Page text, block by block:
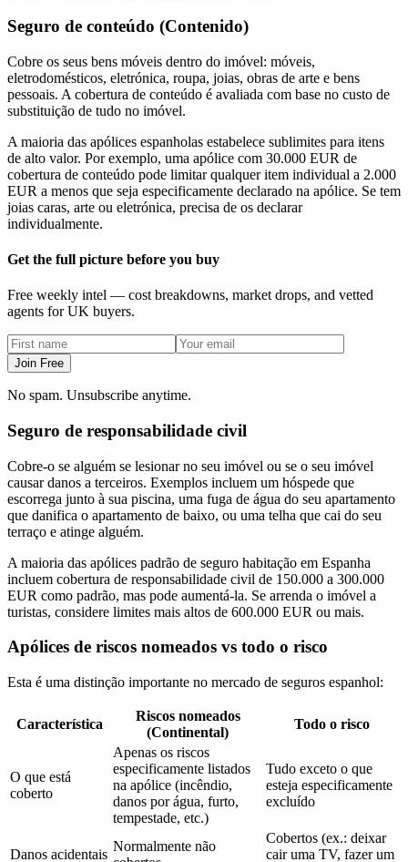
Seguro de conteúdo (Contenido)
Cobre os seus bens móveis dentro do imóvel: móveis,
eletrodomésticos, eletrónica, roupa, joias, obras de arte e bens
pessoais. A cobertura de conteúdo é avaliada com base no custo de
substituição de tudo no imóvel.
A maioria das apólices espanholas estabelece sublimites para itens
de alto valor. Por exemplo, uma apólice com 30.000 EUR de
cobertura de conteúdo pode limitar qualquer item individual a 2.000
EUR a menos que seja especificamente declarado na apólice. Se tem
joias caras, arte ou eletrónica, precisa de os declarar
individualmente.
Get the full picture before you buy
Free weekly intel — cost breakdowns, market drops, and vetted
agents for UK buyers.
Join Free
No spam. Unsubscribe anytime.
Seguro de responsabilidade civil
Cobre-o se alguém se lesionar no seu imóvel ou se o seu imóvel
causar danos a terceiros. Exemplos incluem um hóspede que
escorrega junto à sua piscina, uma fuga de água do seu apartamento
que danifica o apartamento de baixo, ou uma telha que cai do seu
terraço e atinge alguém.
A maioria das apólices padrão de seguro habitação em Espanha
incluem cobertura de responsabilidade civil de 150.000 a 300.000
EUR como padrão, mas pode aumentá-la. Se arrenda o imóvel a
turistas, considere limites mais altos de 600.000 EUR ou mais.
Apólices de riscos nomeados vs todo o risco
Esta é uma distinção importante no mercado de seguros espanhol:
Característica
Riscos nomeados
(Continental)
Todo o risco
O que está
coberto
Apenas os riscos
especificamente listados
na apólice (incêndio,
danos por água, furto,
tempestade, etc.)
Tudo exceto o que
esteja especificamente
excluído
Danos acidentais
Normalmente não
Cobertos (ex.: deixar
cair uma TV, fazer um